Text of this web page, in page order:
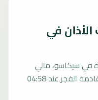
في
في سيكاسو، مالي
حسب التوقيت المحلي، مع الصلاة القادمة الفجر عند 04:58